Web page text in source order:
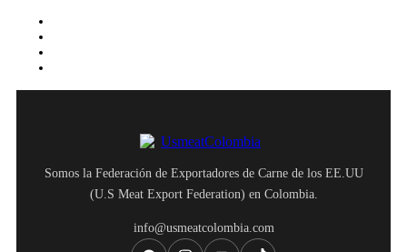
Somos la Federación de Exportadores de Carne de los EE.UU
(U.S Meat Export Federation) en Colombia.
info@usmeatcolombia.com